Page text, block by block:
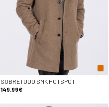
SOBRETUDO SMK HOTSPOT
149.99€